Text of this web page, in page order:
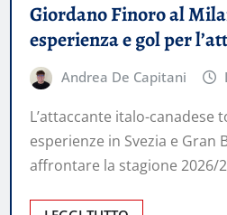
Giordano Finoro al
esperienza e gol per
Andrea De Capitani
L’attaccante italo-canadese
esperienze in Svezia e Gran
affrontare la stagione 2026/